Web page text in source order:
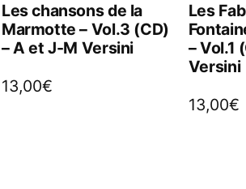
Les chansons de la
Marmotte – Vol.3 (CD)
– A et J-M Versini
13,00€
Les
– Vol.1
Versini
13,00€